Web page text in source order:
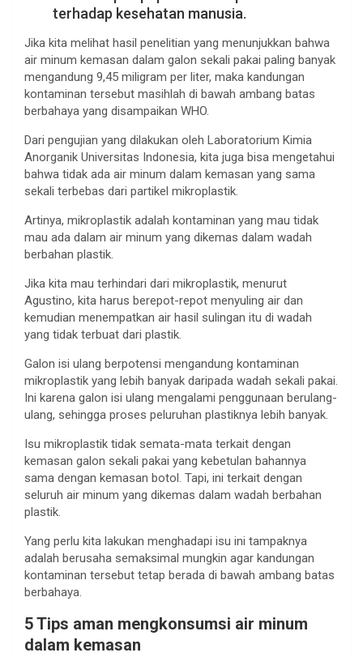
terhadap kesehatan manusia.
Jika kita melihat hasil penelitian yang menunjukkan bahwa
air minum kemasan dalam galon sekali pakai paling banyak
mengandung 9,45 miligram per liter, maka kandungan
kontaminan tersebut masihlah di bawah ambang batas
berbahaya yang disampaikan WHO.
Dari pengujian yang dilakukan oleh Laboratorium Kimia
Anorganik Universitas Indonesia, kita juga bisa mengetahui
bahwa tidak ada air minum dalam kemasan yang sama
sekali terbebas dari partikel mikroplastik.
Artinya, mikroplastik adalah kontaminan yang mau tidak
mau ada dalam air minum yang dikemas dalam wadah
berbahan plastik.
Jika kita mau terhindari dari mikroplastik, menurut
Agustino, kita harus berepot-repot menyuling air dan
kemudian menempatkan air hasil sulingan itu di wadah
yang tidak terbuat dari plastik.
Galon isi ulang berpotensi mengandung kontaminan
mikroplastik yang lebih banyak daripada wadah sekali pakai.
Ini karena galon isi ulang mengalami penggunaan berulang-
ulang, sehingga proses peluruhan plastiknya lebih banyak.
Isu mikroplastik tidak semata-mata terkait dengan
kemasan galon sekali pakai yang kebetulan bahannya
sama dengan kemasan botol. Tapi, ini terkait dengan
seluruh air minum yang dikemas dalam wadah berbahan
plastik.
Yang perlu kita lakukan menghadapi isu ini tampaknya
adalah berusaha semaksimal mungkin agar kandungan
kontaminan tersebut tetap berada di bawah ambang batas
berbahaya.
5 Tips aman mengkonsumsi air minum
dalam kemasan